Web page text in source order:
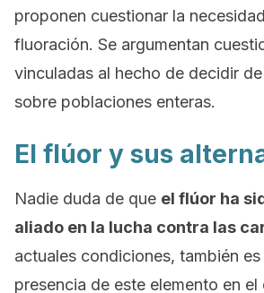
proponen cuestionar la
fluoración. Se argumentan
vinculadas al hecho de decidir
sobre poblaciones enteras.
El flúor y sus
Nadie duda de que el flúor ha
aliado en la lucha contra las
actuales condiciones, también
presencia de este elemento en el